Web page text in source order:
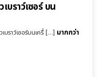
บราว์เซอร์ บน
บราว์เซอร์บนเครื่ […] มากกว่า